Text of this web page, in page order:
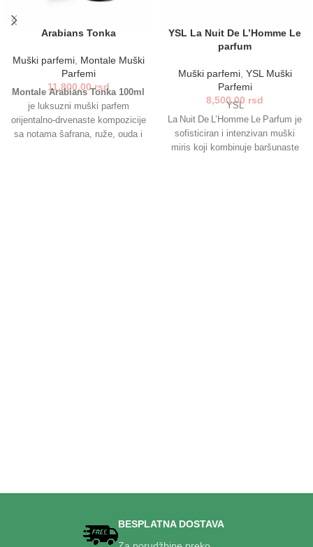
Arabians Tonka
Muški parfemi, Montale Muški
Parfemi
11,800.00rsd
Montale Arabians Tonka 100ml
je luksuzni muški parfem
orijentalno-drvenaste kompozicije
sa notama šafrana, ruže, ouda i
YSL La Nuit De L’Homme Le
parfum
Muški parfemi, YSL Muški
Parfemi
8,500.00 rsd
YSL
La Nuit De L’Homme Le Parfum je
sofisticiran i intenzivan muški
miris koji kombinuje baršunaste
BESPLATNA DOSTAVA